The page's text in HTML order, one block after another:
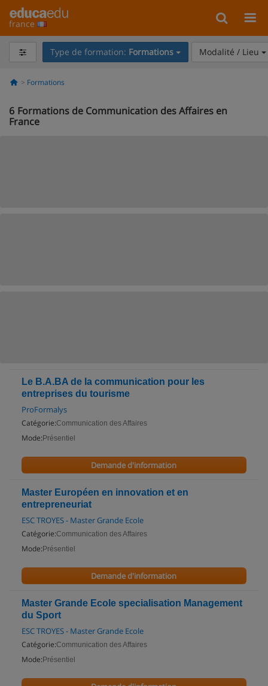
france
Type de formation: Formations Modalité / Lieu
Formations
6 Formations de Communication des Affaires en
France
Le B.A.BA de la communication pour les
entreprises du tourisme
ProFormalys
Catégorie:Communication des Affaires
Mode: Présentiel
Demande d'information
Master Européen en innovation et en
entrepreneuriat
ESC TROYES - Master Grande Ecole
Catégorie:Communication des Affaires
Mode: Présentiel
Demande d'information
Master Grande Ecole specialisation Management
du Sport
ESC TROYES - Master Grande Ecole
Catégorie:Communication des Affaires
Mode: Présentiel